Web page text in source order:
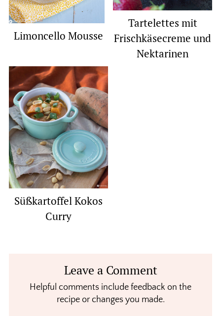
Limoncello Mousse
Tartelettes mit
Frischkäsecreme und
Nektarinen
Süßkartoffel Kokos
Curry
InteractionsLeave a Comment
Helpful comments include feedback on the
recipe or changes you made.